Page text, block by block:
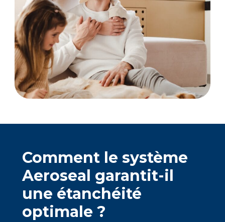
Comment le système
Aeroseal garantit-il
une étanchéité
optimale ?